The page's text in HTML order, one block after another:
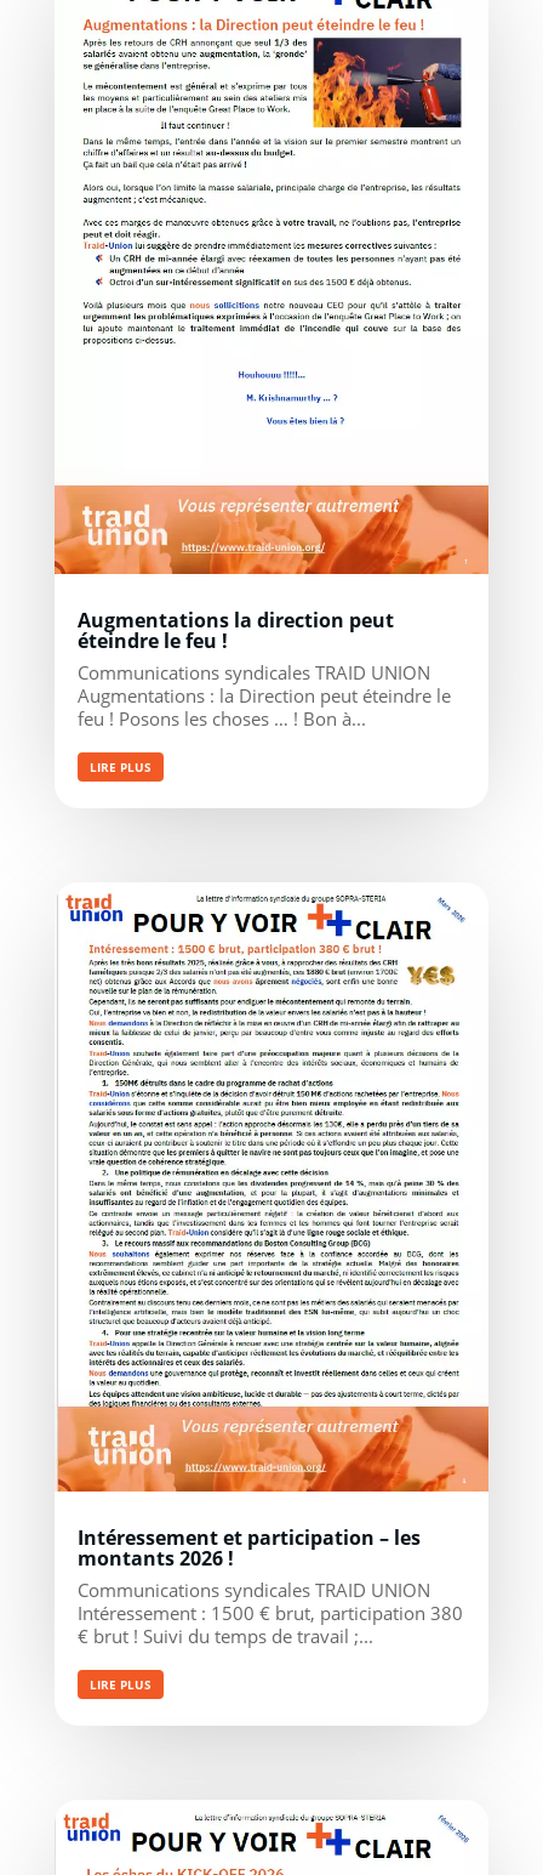
Augmentations la direction peut
éteindre le feu !
Communications syndicales TRAID UNION
Augmentations : la Direction peut éteindre le
feu ! Posons les choses … ! Bon à...
LIRE PLUS
Intéressement et participation – les
montants 2026 !
Communications syndicales TRAID UNION
Intéressement : 1500 € brut, participation 380
€ brut ! Suivi du temps de travail ;...
LIRE PLUS